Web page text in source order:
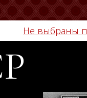
Не выбраны